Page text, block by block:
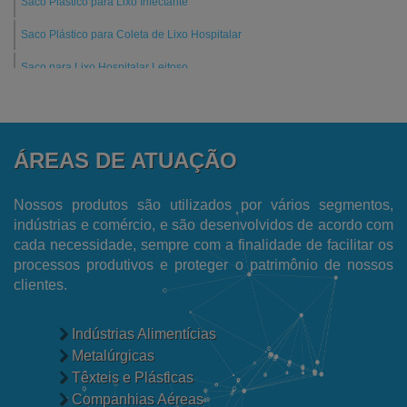
Saco Plástico para Coleta de Lixo Hospitalar
Saco para Lixo Hospitalar Leitoso
Fornecedor de Filme Plástico
Fornecedor de Embalagens para Ecommerce
Fabricantes de Sacos de Lixo Hospitalar
Fabricante de Sacos para Lixo
Fabricante de Filme Encolhível
Fábrica de Sacos Plásticos Reciclados
Fábrica de Sacos para Talher
Fábrica de Sacos de Polietileno
ÁREAS DE ATUAÇÃO
Nossos produtos são utilizados por vários segmentos,
indústrias e comércio, e são desenvolvidos de acordo com
cada necessidade, sempre com a finalidade de facilitar os
processos produtivos e proteger o patrimônio de nossos
clientes.
Indústrias Alimentícias
Metalúrgicas
Têxteis e Plásticas
Companhias Aéreas